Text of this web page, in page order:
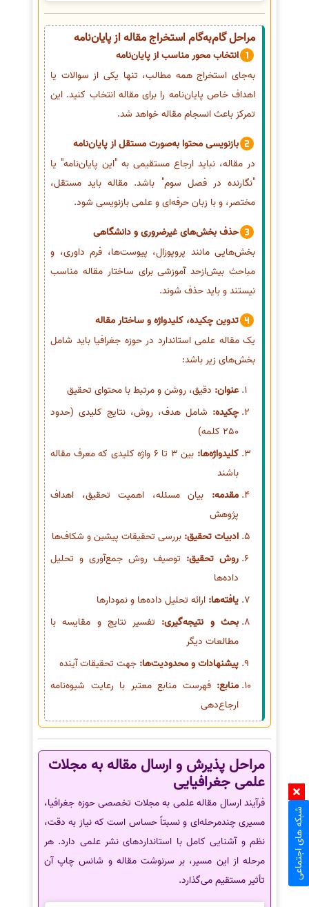
مراحل گام‌به‌گام استخراج مقاله از پایان‌نامه
انتخاب محور مناسب از پایان‌نامه
به‌جای استخراج همه مطالب، تنها یکی از سوالات یا
اهداف خاص پایان‌نامه را برای مقاله انتخاب کنید. این
تمرکز باعث انسجام مقاله خواهد شد.
بازنویسی محتوا به‌صورت مستقل از پایان‌نامه
در مقاله، نباید ارجاع مستقیمی به "این پایان‌نامه" یا
"نگارنده در فصل سوم" باشد. مقاله باید مستقل،
مختصر، و با زبان حرفه‌ای و علمی بازنویسی شود.
حذف بخش‌های غیرضروری و دانشگاهی
بخش‌هایی مانند پروپوزال، پیوست‌ها، فرم داوری، و
مباحث بیش‌ازحد آموزشی برای ساختار مقاله مناسب
نیستند و باید حذف شوند.
تدوین چکیده، کلیدواژه و ساختار مقاله
یک مقاله علمی استاندارد در حوزه جغرافیا باید شامل
بخش‌های زیر باشد:
عنوان: دقیق، روشن و مرتبط با محتوای تحقیق
چکیده: شامل هدف، روش، نتایج کلیدی (حدود
250 کلمه)
کلیدواژه‌ها:
بین 3 تا 6 واژه کلیدی که معرف مقاله
باشند
مقدمه: بیان مسئله، اهمیت تحقیق، اهداف
پژوهش
ادبیات تحقیق: بررسی تحقیقات پیشین و شکاف‌ها
روش تحقیق: توصیف روش جمع‌آوری و تحلیل
داده‌ها
یافته‌ها: ارائه تحلیل داده‌ها و نمودارها
بحث و نتیجه‌گیری: تفسیر نتایج و مقایسه با
مطالعات دیگر
پیشنهادات و محدودیت‌ها: جهت تحقیقات آینده
منابع: فهرست منابع معتبر با رعایت شیوه‌نامه
ارجاع‌دهی
مراحل پذیرش و ارسال مقاله به مجلات
علمی جغرافیایی
فرآیند ارسال مقاله علمی به مجلات تخصصی حوزه جغرافیا،
مسیری چندمرحله‌ای و نسبتاً حساس است که نیاز به دقت،
نظم و آشنایی کامل با استانداردهای نشر علمی دارد. هر
مرحله از این مسیر، بر سرنوشت مقاله و شانس چاپ آن
تأثیر مستقیم می‌گذارد.
شبکه های اجتماعی